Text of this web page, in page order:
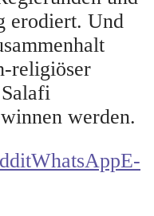
erodiert. Und
religiöser
werden.
WhatsAppE-